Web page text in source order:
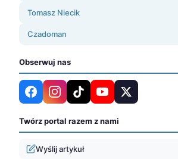
Tomasz Niecik
Czadoman
Obserwuj nas
Twórz portal razem z nami
Wyślij artykuł